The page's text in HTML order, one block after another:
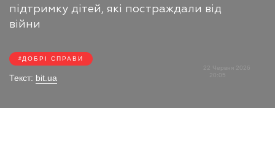
підтримку дітей, які постраждали від
війни
ДОБРІ СПРАВИ
Текст: bit.ua